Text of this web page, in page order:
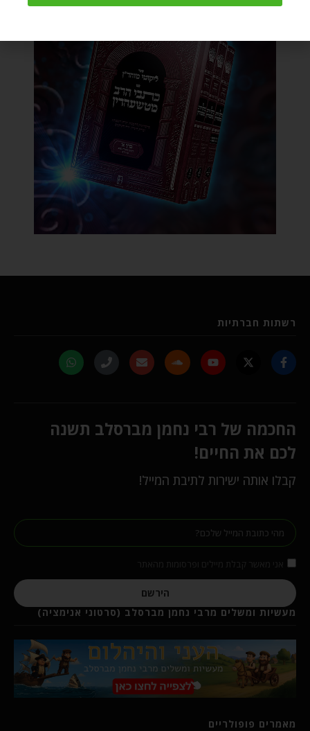
רשתות חברתיות
החכמה של רבי נחמן מברסלב תשנה
לכם את החיים!
קבלו אותה ישירות לתיבת המייל!
הירשם
מעשיות ומשלים מרבי נחמן מברסלב (סרטוני אנימציה)
מאמרים פופולריים